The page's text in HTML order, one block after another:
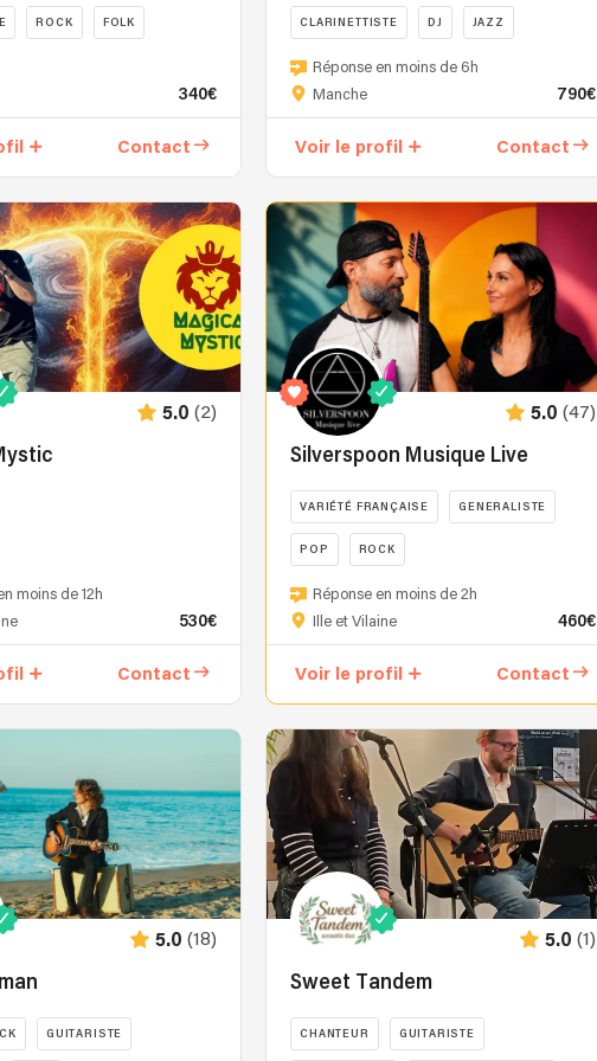
ROCK FOLK
340€
Contact
CLARINETTISTE DJ JAZZ
Arno,
musicien
depuis
joue
tous
les
styles
de
musiques,
je
suis
sonorisé
sans
et
me
balade
gré
des
Seul
ou
entouré
de
musiciens
autres
DJ
je
m'adapte
facilement
à
les
endroits
Réponse en moins de 6h
Manche
790€
Voir le profil Contact
5.0 (2)
moins de 12h
530€
Contact
5.0 (47)
Silverspoon Musique Live
VARIÉTÉ FRANÇAISE GENERALISTE
POP ROCK
Silverspoon
Musique
qui
vos
événements
privés
et
publics
!
nos
Réponse en moins de 2h
Ille et Vilaine
460€
Voir le profil Contact
5.0 (18)
GUITARISTE
5.0 (1)
Sweet Tandem
CHANTEUR GUITARISTE